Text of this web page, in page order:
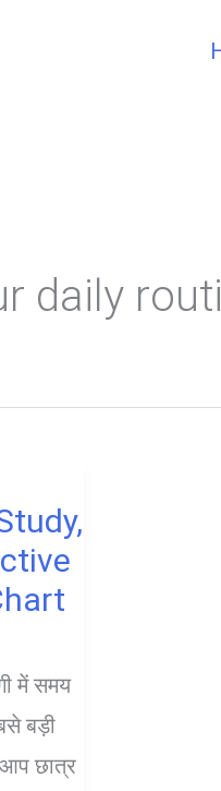
daily
में समय
बड़ी
छात्र